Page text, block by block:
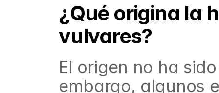
¿Qué origina la
vulvares?
El origen no ha
embargo, algunos